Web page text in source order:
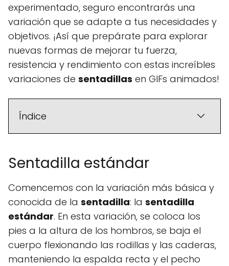
experimentado, seguro encontrarás una
variación que se adapte a tus necesidades y
objetivos. ¡Así que prepárate para explorar
nuevas formas de mejorar tu fuerza,
resistencia y rendimiento con estas increíbles
variaciones de sentadillas en GIFs animados!
Índice
Sentadilla estándar
Comencemos con la variación más básica y
conocida de la sentadilla: la sentadilla
estándar. En esta variación, se coloca los
pies a la altura de los hombros, se baja el
cuerpo flexionando las rodillas y las caderas,
manteniendo la espalda recta y el pecho